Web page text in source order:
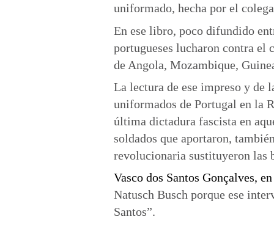
uniformado, hecha por el
En ese libro, poco difundido
portugueses lucharon contra el
de Angola, Mozambique,
La lectura de ese impreso y de
uniformados de Portugal en la
última dictadura fascista en
soldados que aportaron,
revolucionaria sustituyeron las
Vasco dos Santos Gonçalves, e
Natusch Busch porque ese
Santos”.